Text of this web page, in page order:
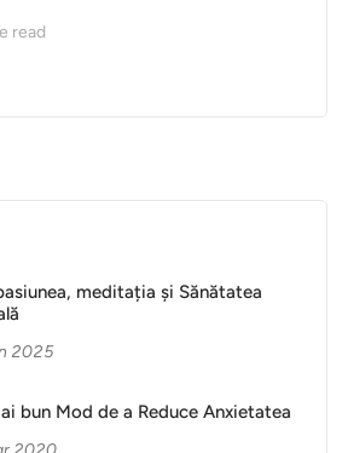
read
meditația și Sănătatea
2025
bun Mod de a Reduce Anxietatea